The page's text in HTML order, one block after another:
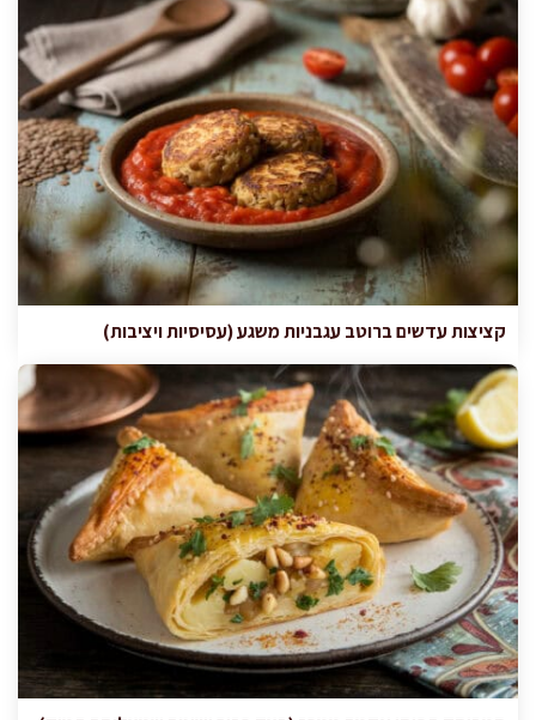
קציצות עדשים ברוטב עגבניות משגע (עסיסיות ויציבות)